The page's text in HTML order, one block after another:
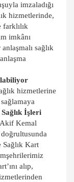
imzaladığı
hizmetlerinde,
imkânı
sağlık
hizmetlerine
Sağlık İşleri
Akif Kemal
Kart
alıp,